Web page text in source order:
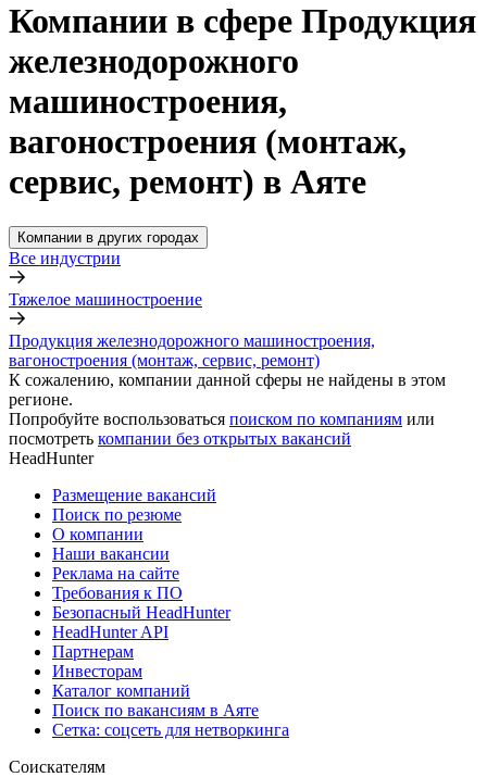
Компании в сфере Продукция
железнодорожного
машиностроения,
вагоностроения (монтаж,
сервис, ремонт) в Аяте
Компании в других городах
Все индустрии
Тяжелое машиностроение
Продукция железнодорожного машиностроения,
вагоностроения (монтаж, сервис, ремонт)
К сожалению, компании данной сферы не найдены в этом
регионе.
Попробуйте воспользоваться поиском по компаниям или
посмотреть компании без открытых вакансий
HeadHunter
Размещение вакансий
Поиск по резюме
О компании
Наши вакансии
Реклама на сайте
Требования к ПО
Безопасный HeadHunter
HeadHunter API
Партнерам
Инвесторам
Каталог компаний
Поиск по вакансиям в Аяте
Сетка: соцсеть для нетворкинга
Соискателям